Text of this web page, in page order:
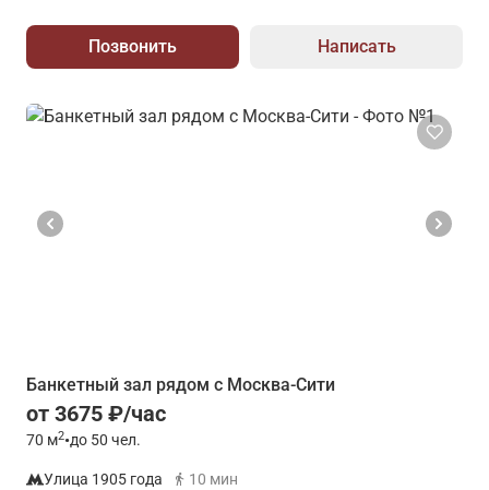
Позвонить Написать
Банкетный зал рядом с Москва-Сити
от 3675 ₽/час
70 м2•до 50 чел.
Улица 1905 года
10 мин